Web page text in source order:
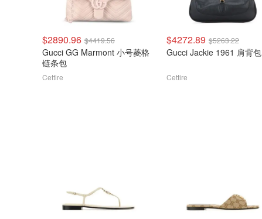
$2890.96 $4419.56
Gucci GG Marmont 小号菱格
链条包
Cettire
$4272.89 $5263.22
Gucci Jackie 1961 肩背包
Cettire